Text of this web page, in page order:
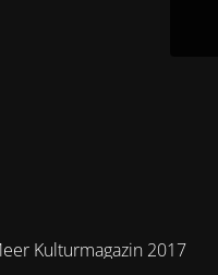
Kulturmagazin 2017